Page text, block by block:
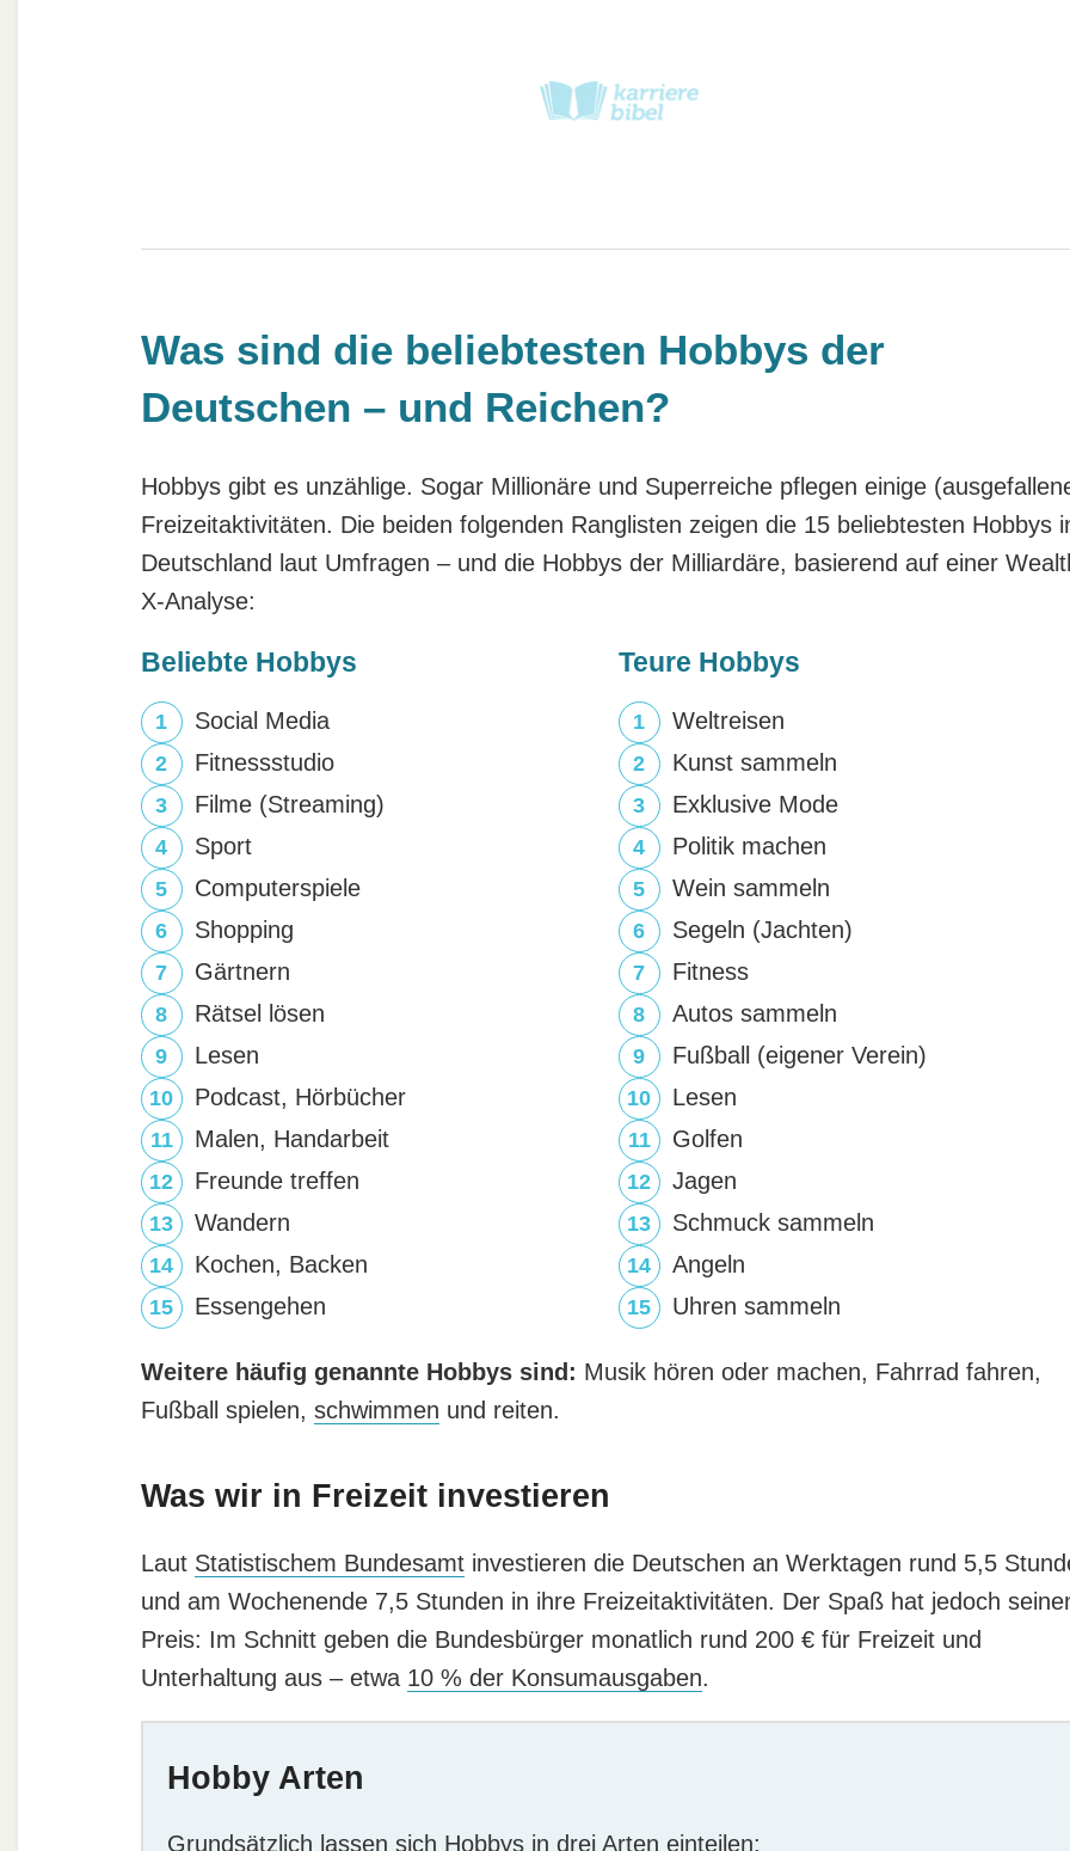
Was sind die beliebtesten Hobbys der
Deutschen – und Reichen?
Hobbys gibt es unzählige. Sogar Millionäre und Superreiche pflegen einige
Freizeitaktivitäten. Die beiden folgenden Ranglisten zeigen die 15 beliebtesten Hobbys
Deutschland laut Umfragen – und die Hobbys der Milliardäre, basierend auf einer
X-Analyse:
Beliebte Hobbys
Social Media
Fitnessstudio
Filme (Streaming)
Sport
Computerspiele
Shopping
Gärtnern
Rätsel lösen
Lesen
Podcast, Hörbücher
Malen, Handarbeit
Freunde treffen
Wandern
Kochen, Backen
Essengehen
Teure Hobbys
Weltreisen
Kunst sammeln
Exklusive Mode
Politik machen
Wein sammeln
Segeln (Jachten)
Fitness
Autos sammeln
Fußball (eigener Verein)
Lesen
Golfen
Jagen
Schmuck sammeln
Angeln
Uhren sammeln
Weitere häufig genannte Hobbys sind: Musik hören oder machen, Fahrrad fahren,
Fußball spielen, schwimmen und reiten.
Was wir in Freizeit investieren
Laut Statistischem Bundesamtinvestieren die Deutschen an Werktagen rund 5,5
und am Wochenende 7,5 Stunden in ihre Freizeitaktivitäten. Der Spaß hat jedoch
Preis: Im Schnitt geben die Bundesbürger monatlich rund 200 € für Freizeit und
Unterhaltung aus – etwa 10 % der Konsumausgaben.
Hobby Arten
Grundsätzlich lassen sich Hobbys in drei Arten einteilen: